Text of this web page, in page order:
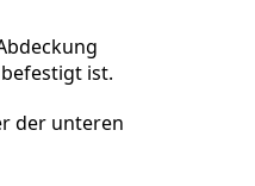
ist.
der unteren